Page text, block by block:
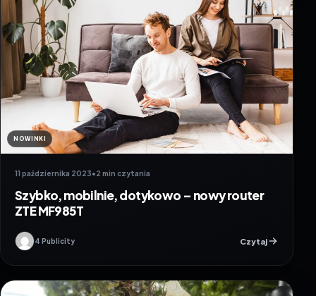
NOWINKI
11 października 2023•2 min czytania
Szybko, mobilnie, dotykowo – nowy router
ZTE MF985T
4 Publicity Czytaj